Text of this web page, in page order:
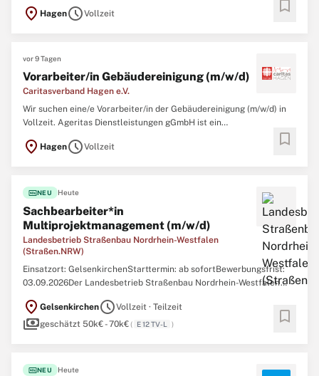
DienstleistungengGmbH ist ein Inklusionsunternehmen nach §215
SGB IX und Tochtergesellschaft des Caritasverband Hagen e.V.. Wir
location_on HagenscheduleVollzeit bookmark
vor 9 Tagen
Vorarbeiter/in Gebäudereinigung (m/w/d)
Caritasverband Hagen e.V.
Wir suchen eine/e Vorarbeiter/in der Gebäudereinigung (m/w/d) in
Vollzeit. Ageritas Dienstleistungen gGmbH ist ein
Inklusionsunternehmen nach §215 SGB IX und Tochtergesellschaft
des Caritasverband Hagen e.V.. Wir verfolgen das Ziel, einen hohen
location_on HagenscheduleVollzeit bookmark
fiber_newNEU Heute
Sachbearbeiter*in
Multiprojektmanagement (m/w/d)
Landesbetrieb Straßenbau Nordrhein-Westfalen
(Straßen.NRW)
Einsatzort: GelsenkirchenStarttermin: ab sofortBewerbungsfrist:
03.09.2026Der Landesbetrieb Straßenbau Nordrhein-Westfalen
Einsatzort Gelsenkirchen eine/nSachbearbeiter*in
Multiprojektmanagement (m/w/d)EG 12 TV-L / A 12 LBesO
location_on GelsenkirchenscheduleVollzeit · Teilzeit
paymentsgeschätzt 50k€ - 70k€( E 12 TV-L ) bookmark
fiber_newNEU Heute